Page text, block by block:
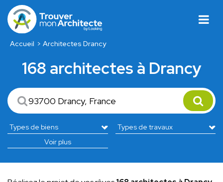
Accueil Architectes Drancy
168 architectes à Drancy
Voir plus